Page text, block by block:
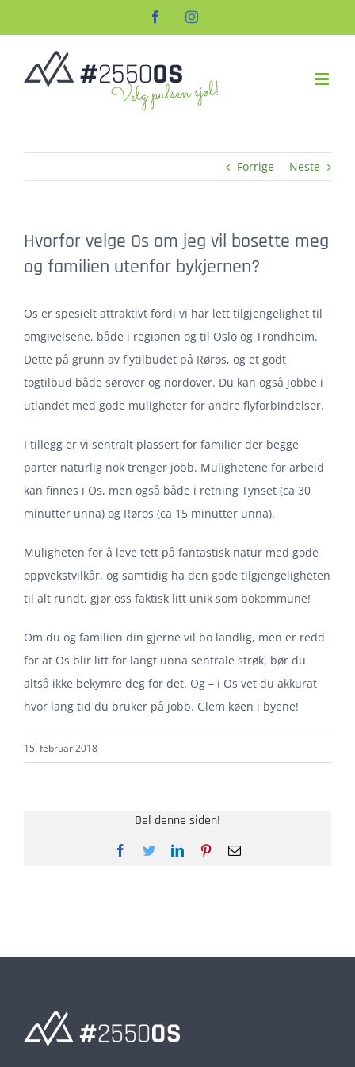
to
FacebookInstagram
Forrige Neste
Hvorfor velge Os om jeg vil bosette meg
og familien utenfor bykjernen?
Os er spesielt attraktivt fordi vi har lett tilgjengelighet til
omgivelsene, både i regionen og til Oslo og Trondheim.
Dette på grunn av flytilbudet på Røros, og et godt
togtilbud både sørover og nordover. Du kan også jobbe i
utlandet med gode muligheter for andre flyforbindelser.
I tillegg er vi sentralt plassert for familier der begge
parter naturlig nok trenger jobb. Mulighetene for arbeid
kan finnes i Os, men også både i retning Tynset (ca 30
minutter unna) og Røros (ca 15 minutter unna).
Muligheten for å leve tett på fantastisk natur med gode
oppvekstvilkår, og samtidig ha den gode tilgjengeligheten
til alt rundt, gjør oss faktisk litt unik som bokommune!
Om du og familien din gjerne vil bo landlig, men er redd
for at Os blir litt for langt unna sentrale strøk, bør du
altså ikke bekymre deg for det. Og – i Os vet du akkurat
hvor lang tid du bruker på jobb. Glem køen i byene!
15. februar 2018
Del denne siden!
Facebook
TwitterLinkedInPinterest
E-